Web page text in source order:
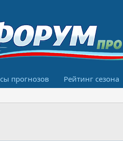
прогнозов Рейтинг сезона